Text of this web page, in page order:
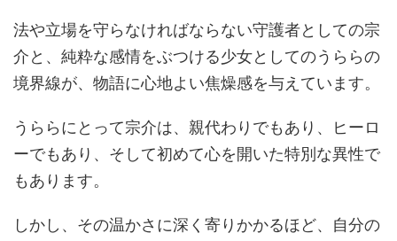
法や立場を守らなければならない守護者としての宗
介と、純粋な感情をぶつける少女としてのうららの
境界線が、物語に心地よい焦燥感を与えています。
うららにとって宗介は、親代わりでもあり、ヒーロ
ーでもあり、そして初めて心を開いた特別な異性で
もあります。
しかし、その温かさに深く寄りかかるほど、自分の